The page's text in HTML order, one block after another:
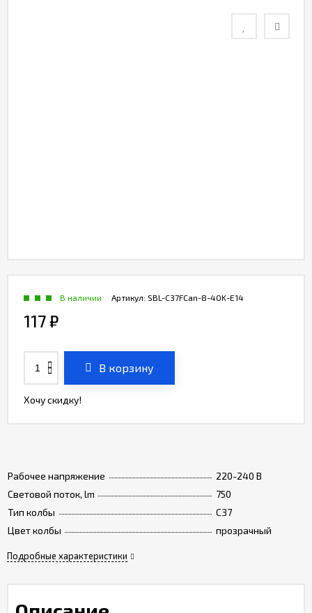
Рабочее напряжение
220-240 В
Световой поток, lm
750
Тип колбы
C37
Цвет колбы
прозрачный
Подробные характеристики
Артикул: SBL-C37FCan-8-40K-E14
В наличии
117₽
В корзину
Хочу скидку!